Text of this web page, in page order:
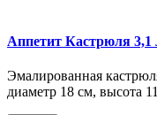
Аппетит Кастрюля 3,1
Эмалированная
диаметр 18 см, высота